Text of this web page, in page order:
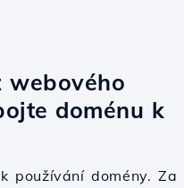
webového
doménu k
používání domény. Za